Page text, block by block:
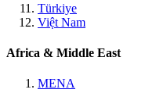
Türkiye
Việt Nam
Africa & Middle East
MENA